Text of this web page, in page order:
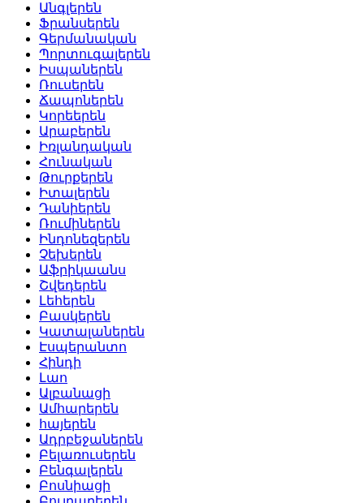
Անգլերեն
Ֆրանսերեն
Գերմանական
Պորտուգալերեն
Իսպաներեն
Ռուսերեն
Ճապոներեն
Կորեերեն
Արաբերեն
Իռլանդական
Հունական
Թուրքերեն
Իտալերեն
Դանիերեն
Ռումիներեն
Ինդոնեզերեն
Չեխերեն
Աֆրիկաանս
Շվեդերեն
Լեհերեն
Բասկերեն
Կատալաներեն
Էսպերանտո
Հինդի
Լաո
Ալբանացի
Ամհարերեն
հայերեն
Ադրբեջաներեն
Բելառուսերեն
Բենգալերեն
Բոսնիացի